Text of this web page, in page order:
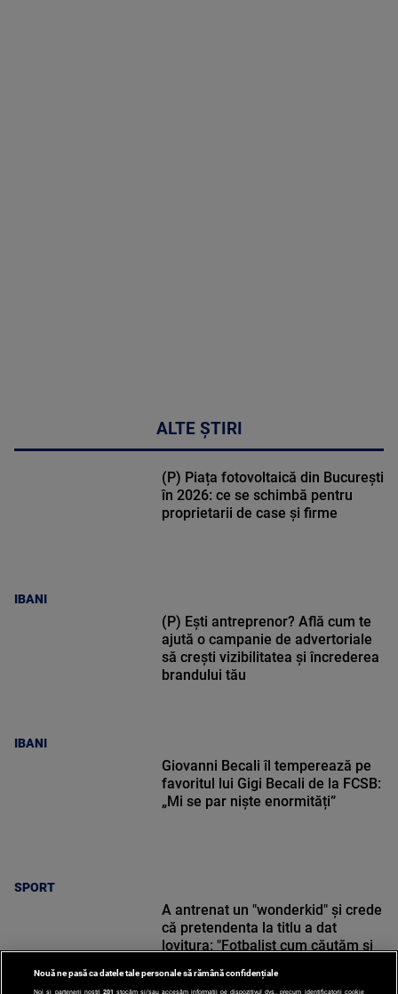
ALTE ȘTIRI
IBANI
(P) Piața fotovoltaică din București
în 2026: ce se schimbă pentru
proprietarii de case și firme
IBANI
(P) Ești antreprenor? Află cum te
ajută o campanie de advertoriale
să crești vizibilitatea și încrederea
brandului tău
SPORT
Giovanni Becali îl temperează pe
favoritul lui Gigi Becali de la FCSB:
„Mi se par niște enormități”
A antrenat un "wonderkid" și crede
că pretendenta la titlu a dat
lovitura: "Fotbalist cum căutăm și
Nouă ne pasă ca datele tale personale să rămână confidențiale
Noi și partenerii noștri 201 stocăm și/sau accesăm informații pe dispozitivul dvs., precum identificatorii cookie